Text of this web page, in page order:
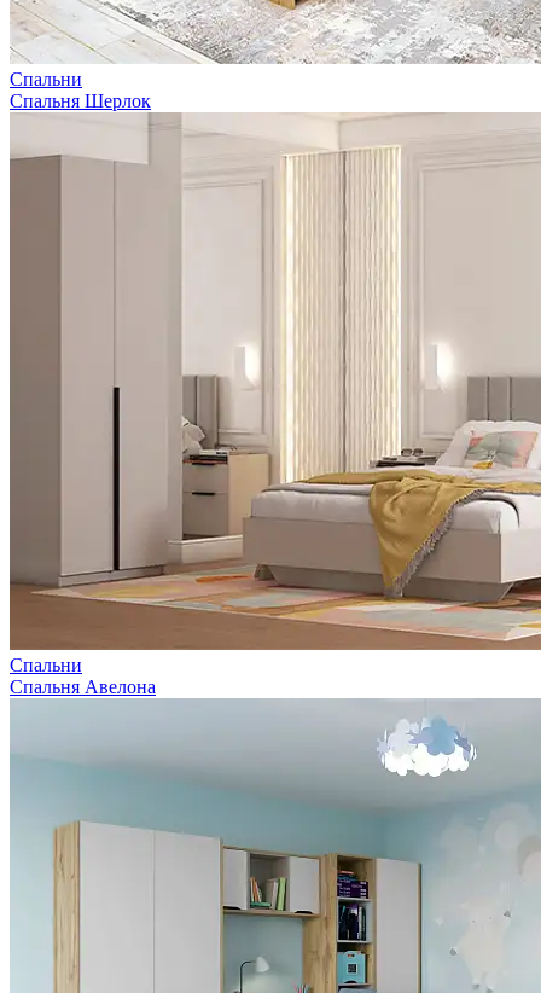
Спальни
Спальня Шерлок
Спальни
Спальня Авелона